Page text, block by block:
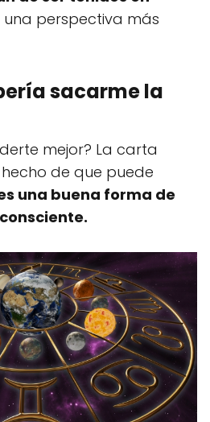
perspectiva más
sacarme la
mejor? La carta
de que puede
una buena forma de